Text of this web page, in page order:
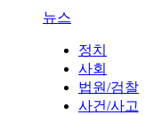
뉴스
정치
사회
법원/검찰
사건/사고